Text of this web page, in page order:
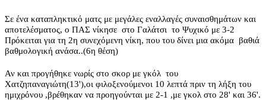
Σε ένα καταπληκτικό ματς με μεγάλες εναλλαγές συναισθημάτων και
αποτελέσματος, ο ΠΑΣ νίκησε στο Γαλάτσι το Ψυχικό με 3-2
Πρόκειται για τη 2η συνεχόμενη νίκη, που του δίνει μια ακόμα βαθιά
βαθμολογική ανάσα..(6η θέση)
Αν και προγήθηκε νωρίς στο σκορ με γκόλ του
Χατζηπαναγιώτη(13'),οι φιλοξενούμενοι 10 λεπτά πριν τη λήξη του
ημιχρόνου ,βρέθηκαν να προηγούνται με 2-1 ,με γκολ στο 28' και 36'.